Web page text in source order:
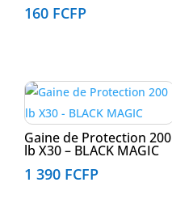
160 FCFP
Gaine de Protection 200
lb X30 – BLACK MAGIC
1 390 FCFP